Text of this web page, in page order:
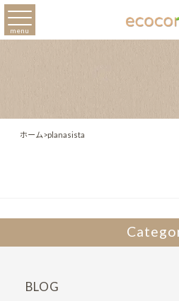
menu
ホーム>planasista
BLOG